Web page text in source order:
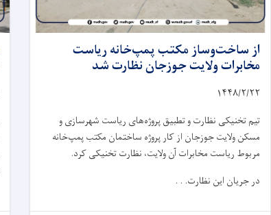
از ساخت‌وساز مکتب پمپ‌خانه ریاست
مخابرات ولایت جوزجان نظارت شد
۱۴۴۸/۲/۲۲
تیم تخنیکی نظارت و تطبیق پروژه‌های ریاست شهرسازی و
مسکن ولایت جوزجان از کار پروژه ساختمان مکتب پمپ‌خانه
مربوط ریاست مخابرات آن ولایت، نظارت تخنیکی کرد.
در جریان این نظارت. . .